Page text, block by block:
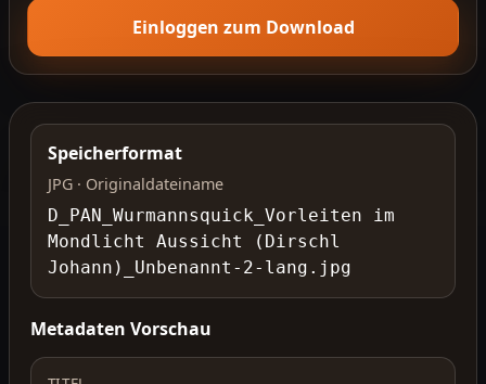
Einloggen zum Download
Speicherformat
JPG · Originaldateiname
D_PAN_Wurmannsquick_Vorleiten im
Mondlicht Aussicht (Dirschl
Johann)_Unbenannt-2-lang.jpg
Metadaten Vorschau